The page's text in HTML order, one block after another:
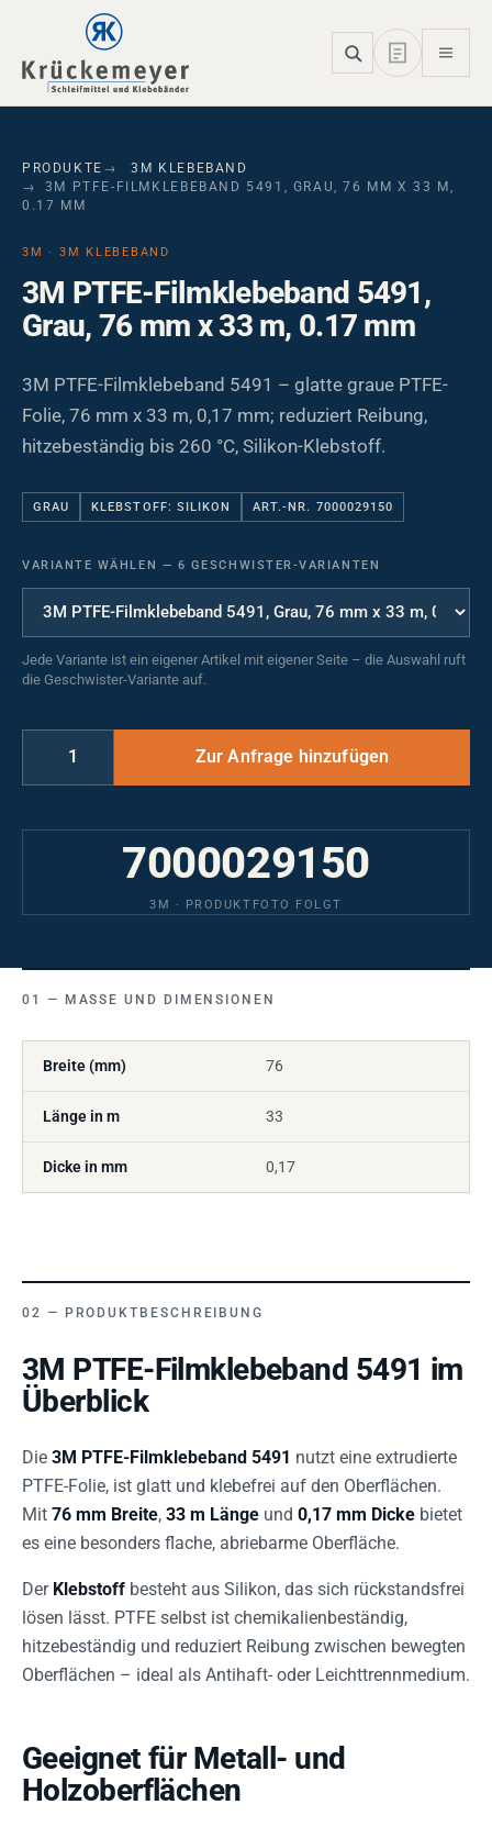
Skip to main navigation
Skip to main content
Skip to page footer
PRODUKTE
3M KLEBEBAND
3M PTFE-FILMKLEBEBAND 5491, GRAU, 76 MM X 33 M,
0.17 MM
3M · 3M KLEBEBAND
3M PTFE-Filmklebeband 5491,
Grau, 76 mm x 33 m, 0.17 mm
3M PTFE-Filmklebeband 5491 – glatte graue PTFE-
Folie, 76 mm x 33 m, 0,17 mm; reduziert Reibung,
hitzebeständig bis 260 °C, Silikon-Klebstoff.
GRAU KLEBSTOFF: SILIKON ART.-NR. 7000029150
VARIANTE WÄHLEN — 6 GESCHWISTER-VARIANTEN
Jede Variante ist ein eigener Artikel mit eigener Seite – die Auswahl ruft
die Geschwister-Variante auf.
7000029150
3M · PRODUKTFOTO FOLGT
MASSE UND DIMENSIONEN
Breite (mm) 76
Länge in m 33
Dicke in mm 0,17
PRODUKTBESCHREIBUNG
3M PTFE-Filmklebeband 5491 im
Überblick
Die 3M PTFE-Filmklebeband 5491 nutzt eine extrudierte
PTFE-Folie, ist glatt und klebefrei auf den Oberflächen.
Mit 76 mm Breite, 33 m Länge und 0,17 mm Dicke bietet
es eine besonders flache, abriebarme Oberfläche.
Der Klebstoff besteht aus Silikon, das sich rückstandsfrei
lösen lässt. PTFE selbst ist chemikalienbeständig,
hitzebeständig und reduziert Reibung zwischen bewegten
Oberflächen – ideal als Antihaft- oder Leichttrennmedium.
Geeignet für Metall- und
Holzoberflächen